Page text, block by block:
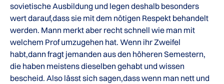
sovietische Ausbildung und legen deshalb besonders
wert darauf,dass sie mit dem nötigen Respekt behandelt
werden. Mann merkt aber recht schnell wie man mit
welchem Prof umzugehen hat. Wenn ihr Zweifel
habt,dann fragt jemanden aus den höheren Semestern,
die haben meistens dieselben gehabt und wissen
bescheid. Also lässt sich sagen,dass wenn man nett und